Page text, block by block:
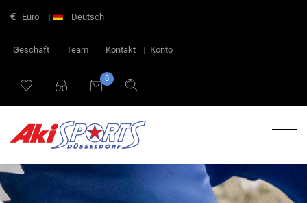
Euro | Deutsch
Geschäft | Team | Kontakt | Konto
0